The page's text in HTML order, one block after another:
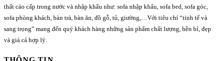
thất cáo cấp trong nước và nhập khẩu như: sofa nhập khẩu, sofa bed, sofa góc,
sofa phòng khách, bàn trà, bàn ăn, đồ gỗ, tủ, giường,…Với tiêu chí “tinh tế và
sang trọng” mang đến quý khách hàng những sản phẩm chất lượng, bền bỉ, đẹp
và giá cả hợp lý.